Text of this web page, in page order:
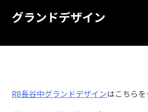
グランドデザイン
R8長谷中グランドデザインはこちら